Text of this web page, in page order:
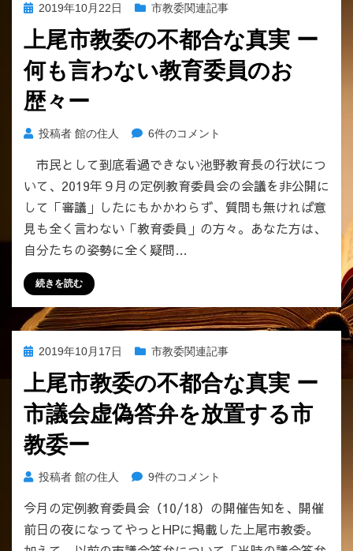
投
日:
2019年10月22日 市教委関連記事
上尾市教委の不都合な真実 ー
何も言わない教育委員のお
歴々ー
投稿者 館の住人
上
市
教
委
不
都
真
実
何
も
言
わ
な
育
員
の
6件のコメント
市民として到底看過できない池野教育長の行状につ
いて、2019年９月の定例教育委員会の会議を非公開に
して「審議」したにもかかわらず、質問も無ければ意
見も全く言わない「教育委員」の方々。あなた方は、
自分たちの姿勢に全く疑問…
続きを読む
投
日:
2019年10月17日 市教委関連記事
上尾市教委の不都合な真実 ー
市議会虚偽答弁を放置する市
教委ー
投稿者 館の住人
上
市
教
委
9件のコメント
今月の定例教育委員会（10/18）の開催告知を、開催
前日の夜になってやっとHPに掲載した上尾市教委。